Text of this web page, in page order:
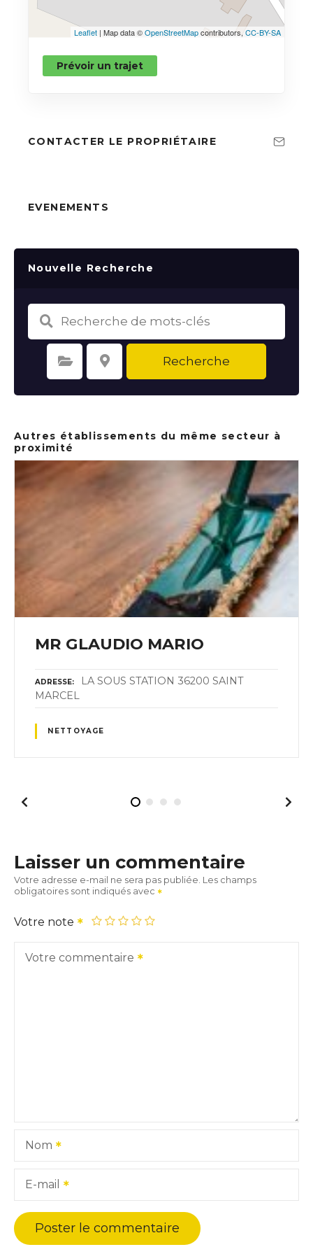
Leaflet | Map data ©OpenStreetMapcontributors, CC-BY-SA
Prévoir un trajet
CONTACTER LE PROPRIÉTAIRE
EVENEMENTS
Nouvelle Recherche
Sélectionnez une catégorie Sélectionnez le lieu Recherche
Autres établissements du même secteur à
proximité
MR GLAUDIO MARIO
ADRESSE
LA SOUS STATION 36200 SAINT
MARCEL
NETTOYAGE
Laisser un commentaire
Votre adresse e-mail ne sera pas publiée. Les champs
obligatoires sont indiqués avec
Votre note
Votre commentaire
Nom
E-mail